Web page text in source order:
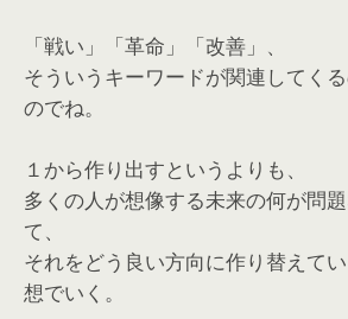
「戦い」「革命」「改善」、
そういうキーワードが関連してく
のでね。
１から作り出すというよりも、
多くの人が想像する未来の何が問
て、
それをどう良い方向に作り替えて
想でいく。